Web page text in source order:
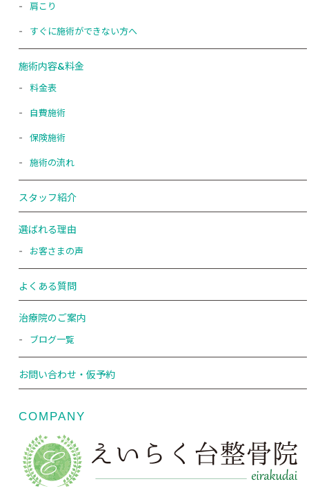
肩こり
すぐに施術ができない方へ
施術内容&料金
料金表
自費施術
保険施術
施術の流れ
スタッフ紹介
選ばれる理由
お客さまの声
よくある質問
治療院のご案内
ブログ一覧
お問い合わせ・仮予約
COMPANY